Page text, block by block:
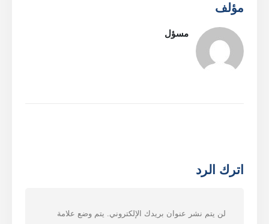
مؤلف
مسؤل
اترك الرد
لن يتم نشر عنوان بريدك الإلكتروني. يتم وضع علامة
WeChat
مراقبة مبرد السلسلة الباردة